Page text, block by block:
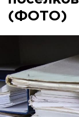
(ФОТО)